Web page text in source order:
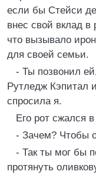
если бы Стейси
внес свой вклад
что вызывало
для своей семьи.
- Ты позвонил
Рутледж Кэпитал
спросила я.
Его рот сжался
- Зачем? Чтобы
- Так ты мог бы
протянуть